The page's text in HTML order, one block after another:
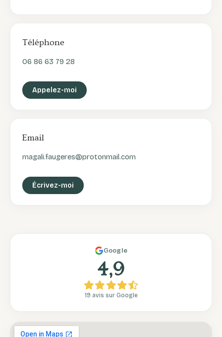
Téléphone
06 86 63 79 28
Appelez-moi
Email
magali.faugeres@protonmail.com
Écrivez-moi
Google
4,9
19 avis sur Google